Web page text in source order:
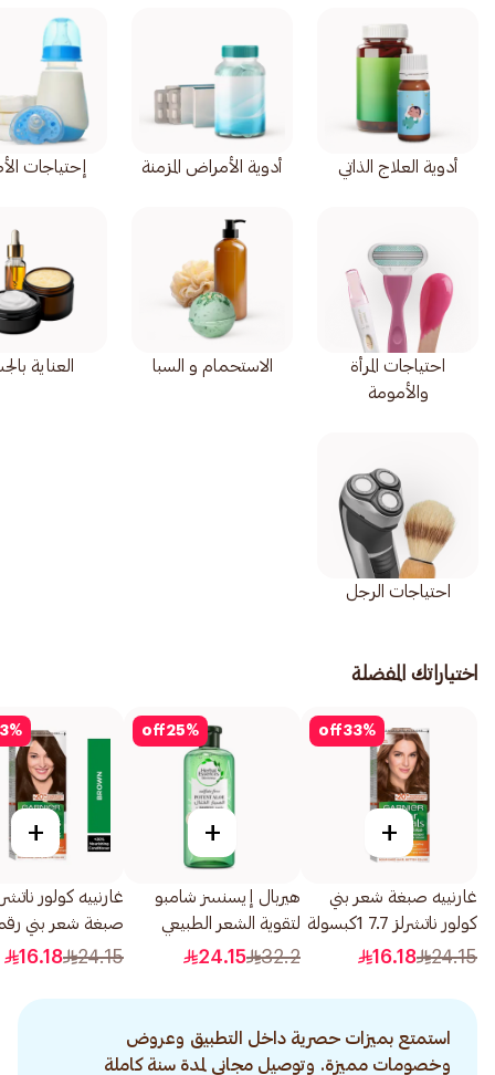
أدوية العلاج الذاتي أدوية الأمراض المزمنة إحتياجات
احتياجات المرأة
والأمومة
الاستحمام و السبا العناية
احتياجات الرجل
اختياراتك المفضلة
33%
off
+
غارنييه صبغة شعر بني
كولور ناتشرلز 7.7 1كبسولة
24.15
16.18
25%
off
+
هيربال إيسنسز شامبو
لتقوية الشعر الطبيعي
بالصبار والخيزران 400مل
32.2
24.15
%
+
غارنييه كولور
1قطعة
24.15
16.18
استمتع بميزات حصرية داخل التطبيق وعروض
وخصومات مميزة. وتوصيل مجاني لمدة سنة كاملة